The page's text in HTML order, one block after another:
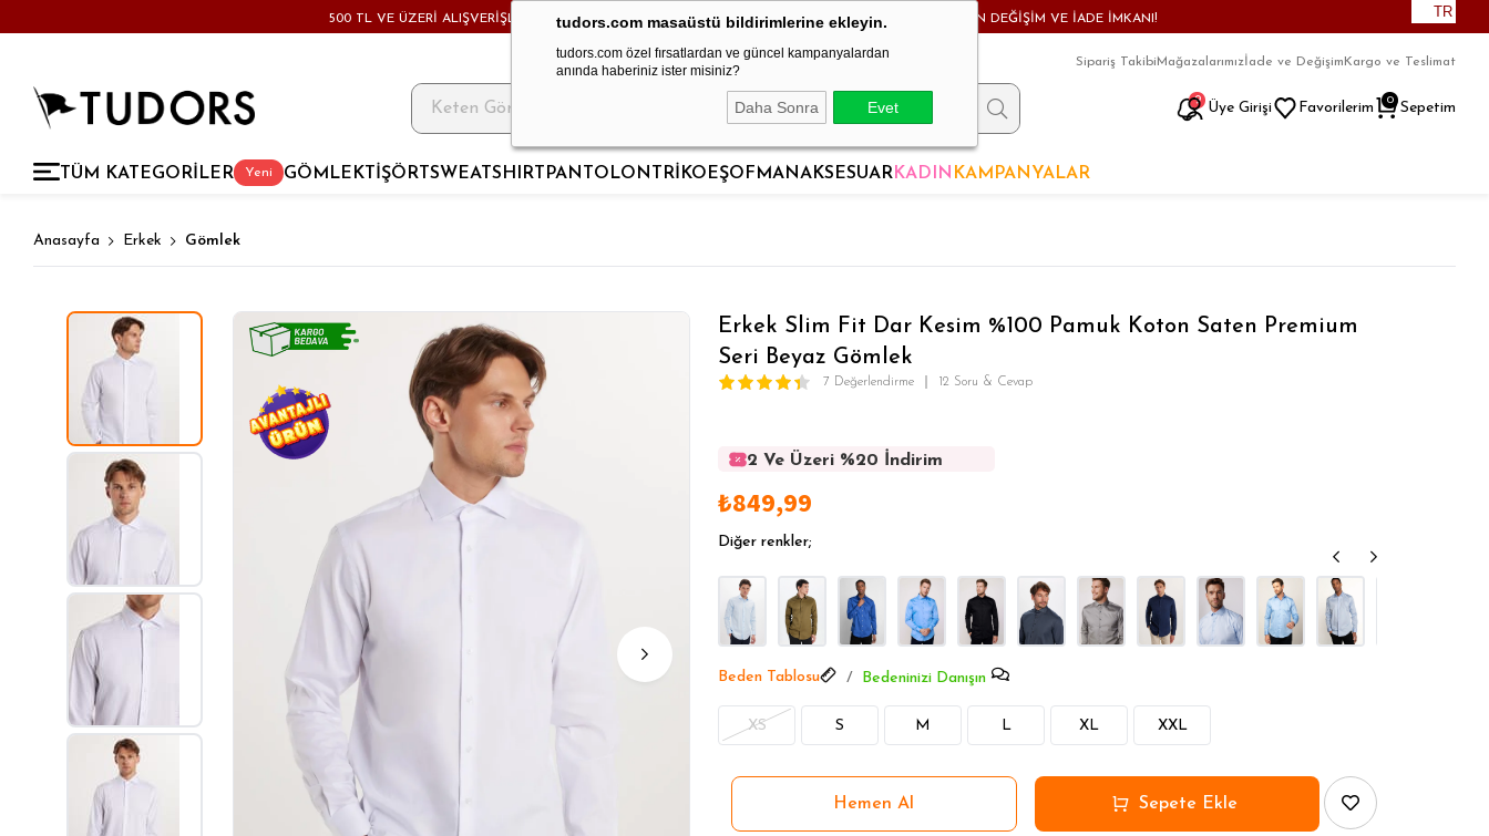
tudors.com masaüstü bildirimlerine ekleyin.
tudors.com özel fırsatlardan ve güncel kampanyalardan
anında haberiniz ister misiniz?
Daha Sonra Evet
500 TL VE ÜZERİ ALIŞVERİŞLERDE KARGO BEDAVA! - HAFTA İÇİ 24 SAATTE KARGODA! - MAĞAZADAN DEĞİŞİM VE İADE İMKANI! TR
9
Sipariş TakibiMağazalarımız İade ve Değişim Kargo ve Teslimat
Üye Girişi Favorilerim Sepetim
0
Yeni
TÜM KATEGORİLER GÖMLEK TİŞÖRT SWEATSHIRT PANTOLON TRİKO EŞOFMANAKSESUARKADIN KAMPANYALAR
Anasayfa Erkek Gömlek
Erkek Slim Fit Dar Kesim %100 Pamuk Koton Saten Premium
Seri Beyaz Gömlek
7 Değerlendirme 12 Soru & Cevap
2 Ve Üzeri %20 İndirim
2 Ve Üzeri %20 İndirim
2 Ve Üzeri %20 İndirim
₺849,99
Diğer renkler;
Beden Tablosu Bedeninizi Danışın
XS S M L XL XXL